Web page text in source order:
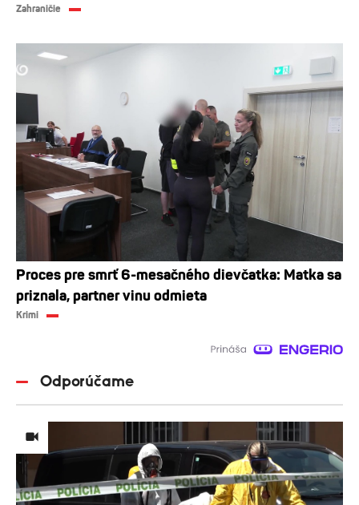
Zahraničie
Proces pre smrť 6-mesačného dievčatka: Matka sa
priznala, partner vinu odmieta
Krimi
Odporúčame